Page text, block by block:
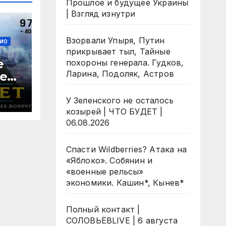
|
Прошлое и будущее Украины
| Взгляд изнутри
Взорвали Упыря, Путин
прикрывает тыл, Тайные
похороны генерала. Гудков,
Ларина, Подоляк, Астров
У Зеленского не осталось
козырей | ЧТО БУДЕТ |
06.08.2026
Спасти Wildberries? Атака на
«Яблоко». Собянин и
«военные рельсы»
экономики. Кашин*, Кынев*
Полный контакт |
СОЛОВЬЁВLIVE | 6 августа